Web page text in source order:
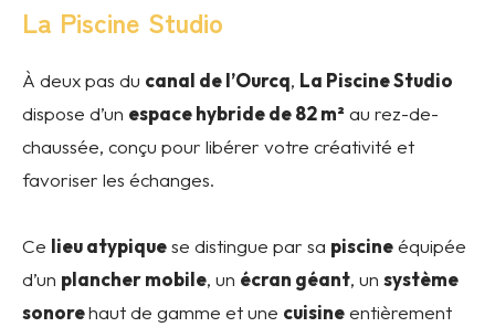
La Piscine Studio
À deux pas du canal de l’Ourcq, La Piscine Studio
dispose d’un espace hybride de 82 m²au rez-de-
chaussée, conçu pour libérer votre créativité et
favoriser les échanges.
Ce lieu atypiquese distingue par sa piscineéquipée
d’un plancher mobile, un écran géant, un système
sonorehaut de gamme et une cuisineentièrement